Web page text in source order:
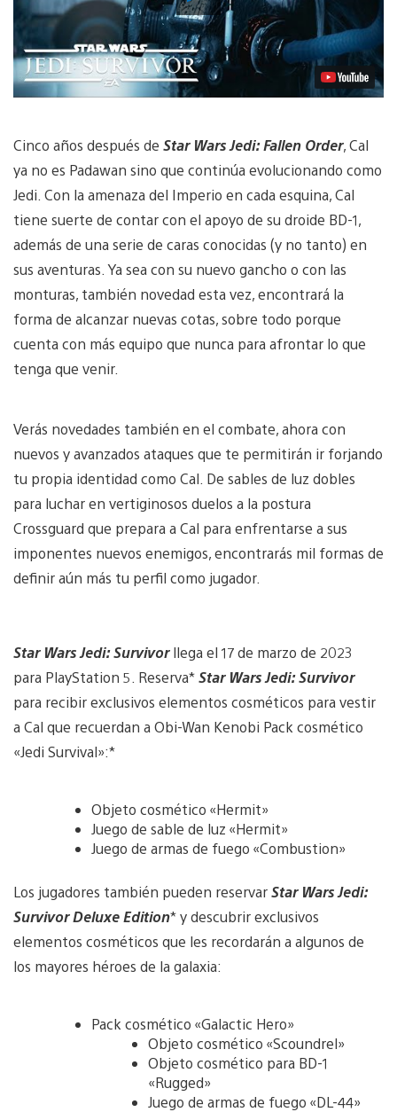
Cinco años después de Star Wars Jedi: Fallen Order, Cal
ya no es Padawan sino que continúa evolucionando como
Jedi. Con la amenaza del Imperio en cada esquina, Cal
tiene suerte de contar con el apoyo de su droide BD-1,
además de una serie de caras conocidas (y no tanto) en
sus aventuras. Ya sea con su nuevo gancho o con las
monturas, también novedad esta vez, encontrará la
forma de alcanzar nuevas cotas, sobre todo porque
cuenta con más equipo que nunca para afrontar lo que
tenga que venir.
Verás novedades también en el combate, ahora con
nuevos y avanzados ataques que te permitirán ir forjando
tu propia identidad como Cal. De sables de luz dobles
para luchar en vertiginosos duelos a la postura
Crossguard que prepara a Cal para enfrentarse a sus
imponentes nuevos enemigos, encontrarás mil formas de
definir aún más tu perfil como jugador.
Star Wars Jedi: Survivorllega el 17 de marzo de 2023
para PlayStation 5. Reserva*Star Wars Jedi: Survivor
para recibir exclusivos elementos cosméticos para vestir
a Cal que recuerdan a Obi-Wan Kenobi Pack cosmético
«Jedi Survival»:*
Objeto cosmético «Hermit»
Juego de sable de luz «Hermit»
Juego de armas de fuego «Combustion»
Los jugadores también pueden reservarStar Wars Jedi:
Survivor Deluxe Edition* y descubrir exclusivos
elementos cosméticos que les recordarán a algunos de
los mayores héroes de la galaxia:
Pack cosmético «Galactic Hero»
Objeto cosmético «Scoundrel»
Objeto cosmético para BD-1
«Rugged»
Juego de armas de fuego «DL-44»